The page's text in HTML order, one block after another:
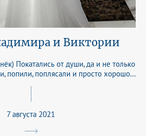
и Виктории
Покатались от души, да и не только
попили, поплясали и просто хорошо...
7 августа 2021